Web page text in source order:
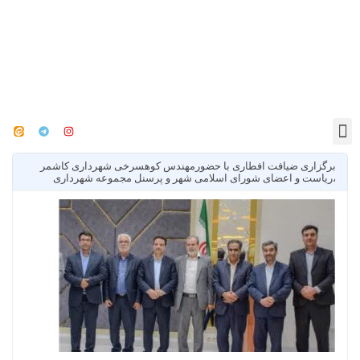
برگزاری ضیافت افطاری با حضورمهندس کوهسرخی شهرداری کاشمر
،ریاست و اعضای شورای اسلامی شهر و پرسنل مجموعه شهرداری